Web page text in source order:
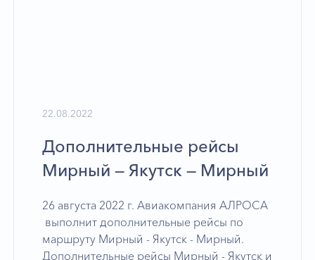
22.08.2022
Дополнительные рейсы
Мирный — Якутск — Мирный
26 августа 2022 г. Авиакомпания АЛРОСА
выполнит дополнительные рейсы по
маршруту Мирный - Якутск - Мирный.
Дополнительные рейсы Мирный - Якутск и